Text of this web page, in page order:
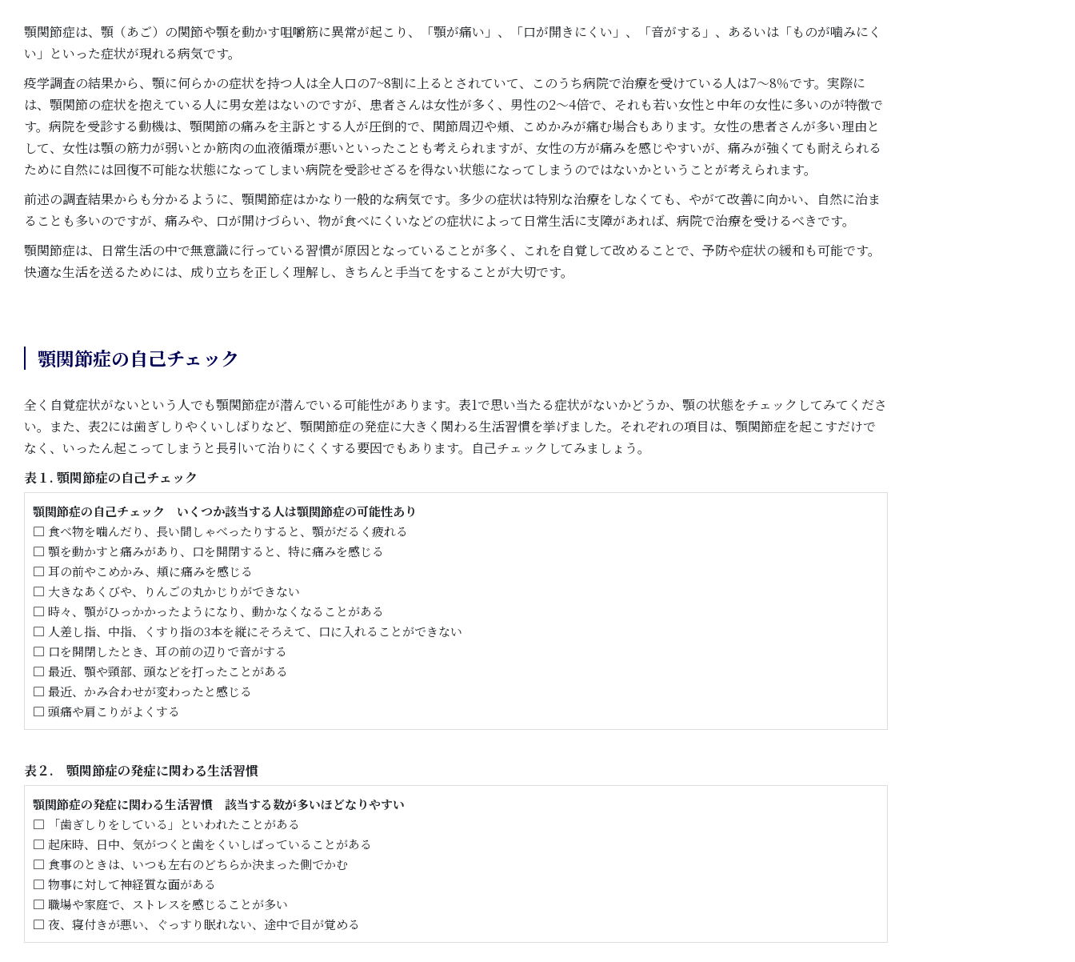
顎関節症は、顎（あご）の関節や顎を動かす咀嚼筋に異常が起こり、「顎が痛い」、「口が開きにくい」、「音がする」、あるいは「ものが噛みにく
い」といった症状が現れる病気です。
疫学調査の結果から、顎に何らかの症状を持つ人は全人口の7~8割に上るとされていて、このうち病院で治療を受けている人は7～8％です。実際に
は、顎関節の症状を抱えている人に男女差はないのですが、患者さんは女性が多く、男性の2～4倍で、それも若い女性と中年の女性に多いのが特徴で
す。病院を受診する動機は、顎関節の痛みを主訴とする人が圧倒的で、関節周辺や頬、こめかみが痛む場合もあります。女性の患者さんが多い理由と
して、女性は顎の筋力が弱いとか筋肉の血液循環が悪いといったことも考えられますが、女性の方が痛みを感じやすいが、痛みが強くても耐えられる
ために自然には回復不可能な状態になってしまい病院を受診せざるを得ない状態になってしまうのではないかということが考えられます。
前述の調査結果からも分かるように、顎関節症はかなり一般的な病気です。多少の症状は特別な治療をしなくても、やがて改善に向かい、自然に治ま
ることも多いのですが、痛みや、口が開けづらい、物が食べにくいなどの症状によって日常生活に支障があれば、病院で治療を受けるべきです。
顎関節症は、日常生活の中で無意識に行っている習慣が原因となっていることが多く、これを自覚して改めることで、予防や症状の緩和も可能です。
快適な生活を送るためには、成り立ちを正しく理解し、きちんと手当てをすることが大切です。
顎関節症の自己チェック
全く自覚症状がないという人でも顎関節症が潜んでいる可能性があります。表1で思い当たる症状がないかどうか、顎の状態をチェックしてみてくださ
い。また、表2には歯ぎしりやくいしばりなど、顎関節症の発症に大きく関わる生活習慣を挙げました。それぞれの項目は、顎関節症を起こすだけで
なく、いったん起こってしまうと長引いて治りにくくする要因でもあります。自己チェックしてみましょう。
表１. 顎関節症の自己チェック
顎関節症の自己チェック いくつか該当する人は顎関節症の可能性あり
□ 食べ物を噛んだり、長い間しゃべったりすると、顎がだるく疲れる
□ 顎を動かすと痛みがあり、口を開閉すると、特に痛みを感じる
□ 耳の前やこめかみ、頬に痛みを感じる
□ 大きなあくびや、りんごの丸かじりができない
□ 時々、顎がひっかかったようになり、動かなくなることがある
□ 人差し指、中指、くすり指の3本を縦にそろえて、口に入れることができない
□ 口を開閉したとき、耳の前の辺りで音がする
□ 最近、顎や頸部、頭などを打ったことがある
□ 最近、かみ合わせが変わったと感じる
□ 頭痛や肩こりがよくする
表２. 顎関節症の発症に関わる生活習慣
顎関節症の発症に関わる生活習慣 該当する数が多いほどなりやすい
□ 「歯ぎしりをしている」といわれたことがある
□ 起床時、日中、気がつくと歯をくいしばっていることがある
□ 食事のときは、いつも左右のどちらか決まった側でかむ
□ 物事に対して神経質な面がある
□ 職場や家庭で、ストレスを感じることが多い
□ 夜、寝付きが悪い、ぐっすり眠れない、途中で目が覚める